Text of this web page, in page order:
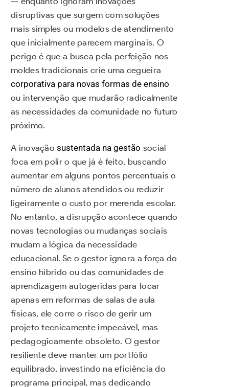
disruptivas que surgem com soluções
mais simples ou modelos de atendimento
que inicialmente parecem marginais. O
perigo é que a busca pela perfeição nos
moldes tradicionais crie uma cegueira
corporativa para novas formas de ensino
ou intervenção que mudarão radicalmente
as necessidades da comunidade no futuro
próximo.
A inovaçãosustentada na gestão social
foca em polir o que já é feito, buscando
aumentar em alguns pontos percentuais o
número de alunos atendidos ou reduzir
ligeiramente o custo por merenda escolar.
No entanto, a disrupção acontece quando
novas tecnologias ou mudanças sociais
mudam a lógica da necessidade
educacional. Se o gestor ignora a força do
ensino híbrido ou das comunidades de
aprendizagem autogeridas para focar
apenas em reformas de salas de aula
físicas, ele corre o risco de gerir um
projeto tecnicamente impecável, mas
pedagogicamente obsoleto. O gestor
resiliente deve manter um portfólio
equilibrado, investindo na eficiência do
programa principal, mas dedicando